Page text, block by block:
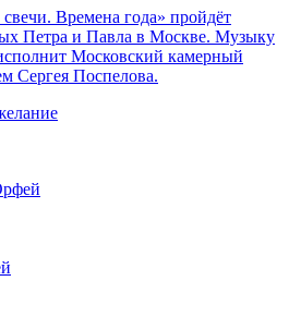
Времена года» пройдёт
Петра и Павла в Москве. Музыку
Московский камерный
Сергея Поспелова.